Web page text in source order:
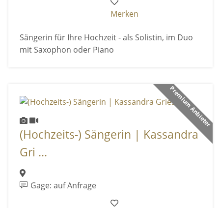
Merken
Sängerin für Ihre Hochzeit - als Solistin, im Duo
mit Saxophon oder Piano
Premium Anbieter
(Hochzeits-) Sängerin | Kassandra
Gri ...
Gage: auf Anfrage